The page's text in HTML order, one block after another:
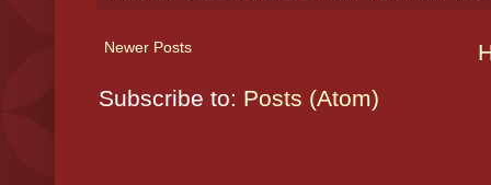
Newer Posts
Subscribe to: Posts (Atom)